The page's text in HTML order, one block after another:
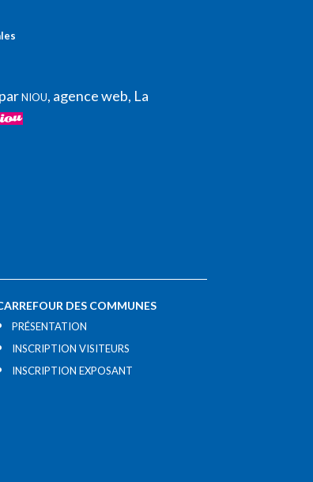
NIOU, agence web, La
DES COMMUNES
PRÉSENTATION
INSCRIPTION VISITEURS
INSCRIPTION EXPOSANT